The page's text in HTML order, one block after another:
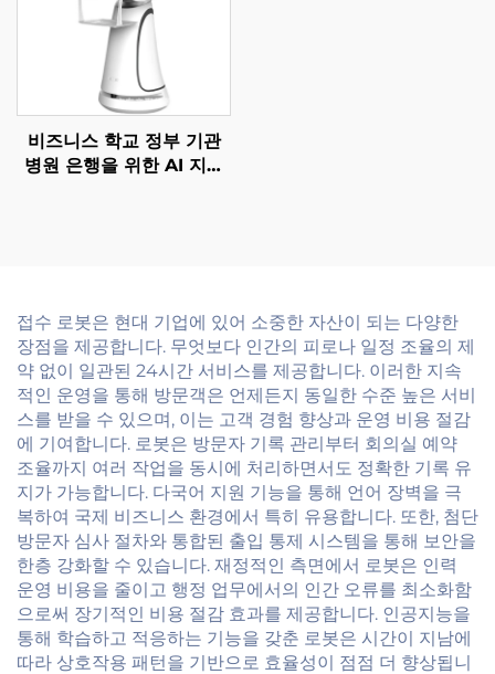
비즈니스 학교 정부 기관
병원 은행을 위한 AI 지능
접수 로봇은 현대 기업에 있어 소중한 자산이 되는 다양한
장점을 제공합니다. 무엇보다 인간의 피로나 일정 조율의 제
약 없이 일관된 24시간 서비스를 제공합니다. 이러한 지속
적인 운영을 통해 방문객은 언제든지 동일한 수준 높은 서비
스를 받을 수 있으며, 이는 고객 경험 향상과 운영 비용 절감
에 기여합니다. 로봇은 방문자 기록 관리부터 회의실 예약
조율까지 여러 작업을 동시에 처리하면서도 정확한 기록 유
지가 가능합니다. 다국어 지원 기능을 통해 언어 장벽을 극
복하여 국제 비즈니스 환경에서 특히 유용합니다. 또한, 첨단
방문자 심사 절차와 통합된 출입 통제 시스템을 통해 보안을
한층 강화할 수 있습니다. 재정적인 측면에서 로봇은 인력
운영 비용을 줄이고 행정 업무에서의 인간 오류를 최소화함
으로써 장기적인 비용 절감 효과를 제공합니다. 인공지능을
통해 학습하고 적응하는 기능을 갖춘 로봇은 시간이 지남에
따라 상호작용 패턴을 기반으로 효율성이 점점 더 향상됩니